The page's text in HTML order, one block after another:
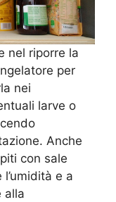
nel riporre la
per
nei
larve o
Anche
con sale
e a
alla